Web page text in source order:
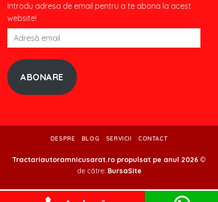
Introdu adresa de email pentru a te abona la acest
website!
Adresă
ABONARE
DESPRE BLOG SERVICII CONTACT
Tractariautoramnicusarat.ro propulsat pe anul 2026 ©
de către: BursaSite